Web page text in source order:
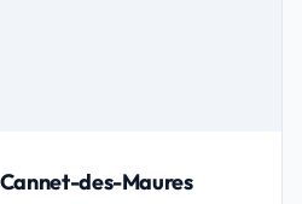
des-Maures